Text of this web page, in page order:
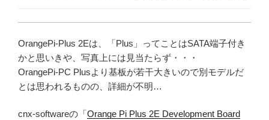
OrangePi-Plus 2Eは、「Plus」ってことはSATA端子付き
かと思いきや、写真上には見当たらず・・・
OrangePi-PC Plusより基板が若干大きいので別モデルだ
とは思われるものの、詳細が不明…
cnx-softwareの「Orange Pi Plus 2E Development Board